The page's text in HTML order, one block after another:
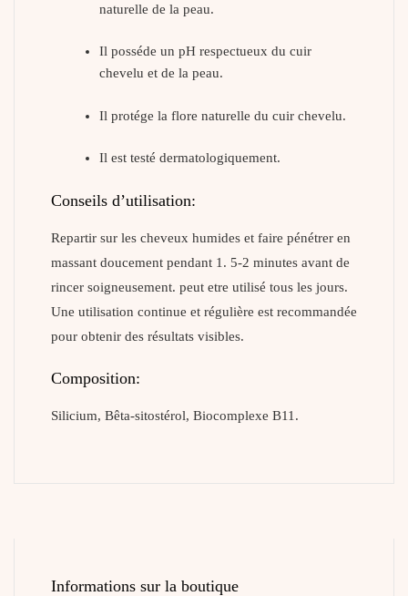
naturelle de la peau.
Il posséde un pH respectueux du cuir
chevelu et de la peau.
Il protége la flore naturelle du cuir chevelu.
Il est testé dermatologiquement.
Conseils d’utilisation:
Repartir sur les cheveux humides et faire pénétrer en
massant doucement pendant 1. 5-2 minutes avant de
rincer soigneusement. peut etre utilisé tous les jours.
Une utilisation continue et régulière est recommandée
pour obtenir des résultats visibles.
Composition:
Silicium, Bêta-sitostérol, Biocomplexe B11.
Informations sur la boutique